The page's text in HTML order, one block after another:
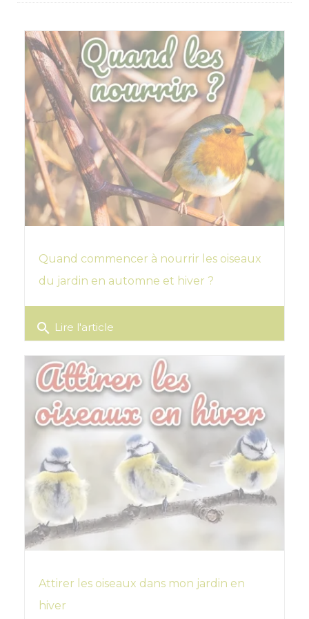
Quand commencer à nourrir les oiseaux
du jardin en automne et hiver ?
search Lire l'article
Attirer les oiseaux dans mon jardin en
hiver